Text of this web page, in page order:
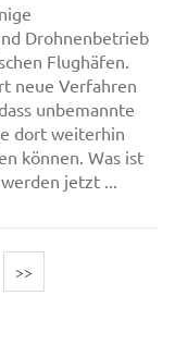
Drohnenbetrieb
Flughäfen.
neue Verfahren
unbemannte
dort weiterhin
können. Was ist
jetzt ...
>>